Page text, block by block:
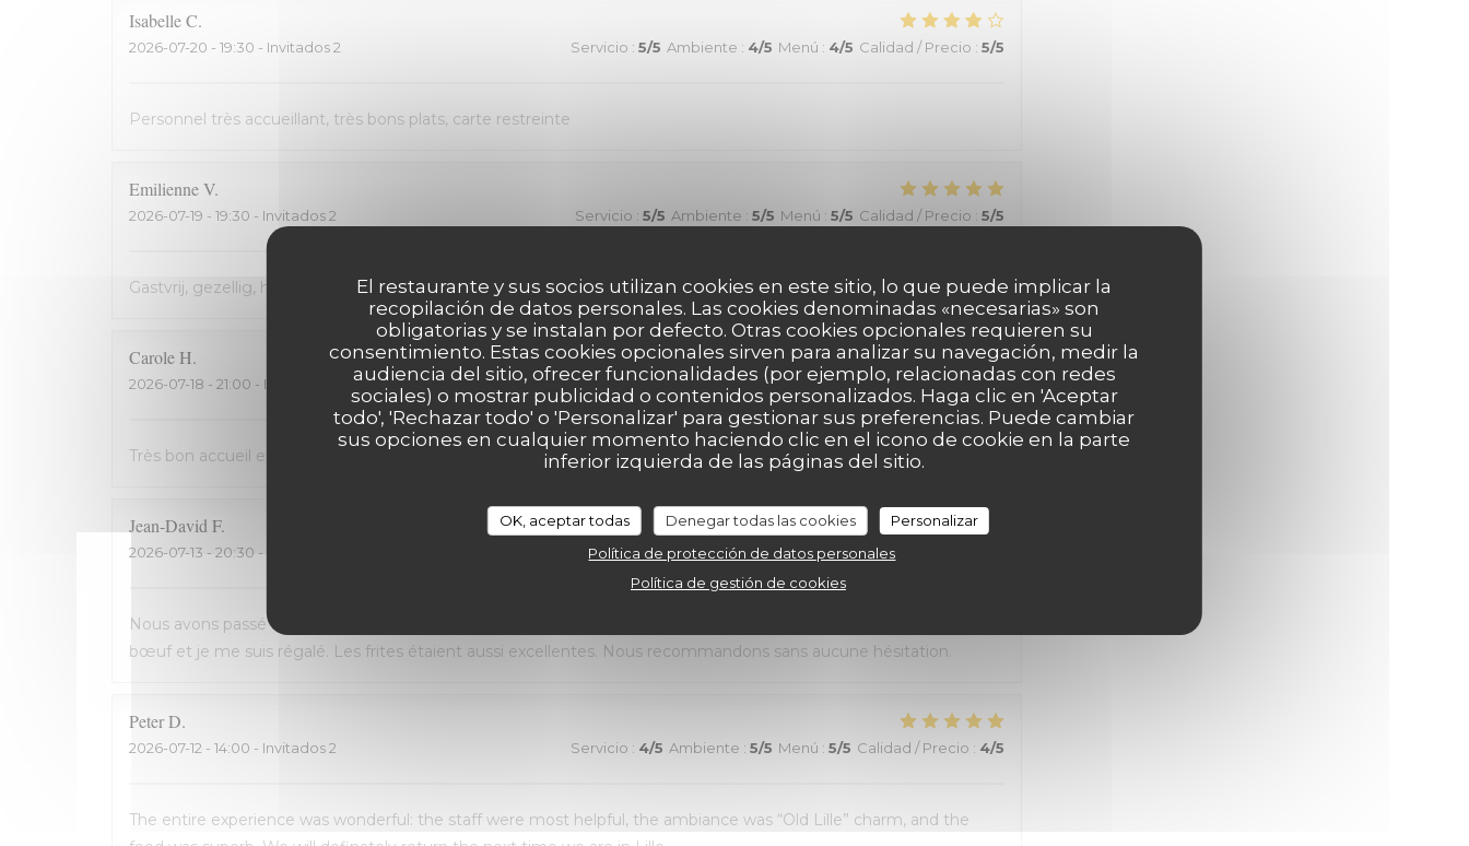
El restaurante y sus socios utilizan cookies en este sitio, lo que puede implicar la
recopilación de datos personales. Las cookies denominadas «necesarias» son
obligatorias y se instalan por defecto. Otras cookies opcionales requieren su
consentimiento. Estas cookies opcionales sirven para analizar su navegación, medir la
audiencia del sitio, ofrecer funcionalidades (por ejemplo, relacionadas con redes
sociales) o mostrar publicidad o contenidos personalizados. Haga clic en 'Aceptar
todo', 'Rechazar todo' o 'Personalizar' para gestionar sus preferencias. Puede cambiar
sus opciones en cualquier momento haciendo clic en el icono de cookie en la parte
inferior izquierda de las páginas del sitio.
OK, aceptar todas Denegar todas las cookies
Personalizar
Política de protección de datos personales
Política de gestión de cookies
IsabelleC
2026-07-20 - 19:30 - Invitados 2 Servicio : 5/5 Ambiente : 4/5 Menú : 4/5 Calidad / Precio : 5/5
Personnel très accueillant, très bons plats, carte restreinte
EmilienneV
2026-07-19 - 19:30 - Invitados 2 Servicio : 5/5 Ambiente : 5/5 Menú : 5/5 Calidad / Precio : 5/5
Gastvrij, gezellig, heerlijk
Carole H
2026-07-18 - 21:00 - Invitados 2 Servicio : 5/5 Ambiente: 5 /5 Menú:5 /5 Calidad / Precio: 5/5
Très bon accueil et cuisine excellente. On recommande !
Jean-David F
2026-07-13 - 20:30 - Invitados 2 Servicio: 5/5 Ambiente: 5/5 Menú: 5/5 Calidad / Precio
Nous avons passé une excellente soirée, service au top et nourriture de très bonne qualité. J’ai pris la cote de
bœuf et je me suis régalé. Les frites étaient aussi excellentes. Nous recommandons sans aucune hésitation.
PeterD
2026-07-12 - 14:00 - Invitados 2 Servicio : 4/5 Ambiente : 5/5 Menú : 5/5 Calidad / Precio : 4/5
The entire experience was wonderful: the staff were most helpful, the ambiance was “Old Lille” charm, and the